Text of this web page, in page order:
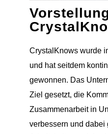
CrystalKnows wurde
und hat seitdem
gewonnen. Das
Ziel gesetzt, die
Zusammenarbeit in
verbessern und